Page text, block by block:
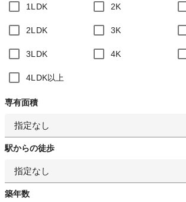
1LDK 2K
2LDK 3K
3LDK 4K
4LDK以上
専有面積
指定なし
駅からの徒歩
指定なし
築年数